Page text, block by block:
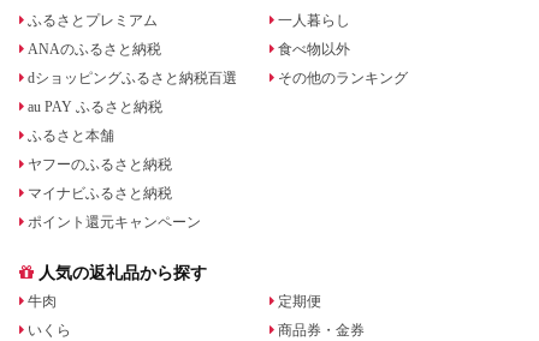
ふるさとプレミアム
ANAのふるさと納税
dショッピングふるさと納税百選
au PAY ふるさと納税
ふるさと本舗
ヤフーのふるさと納税
マイナビふるさと納税
ポイント還元キャンペーン
一人暮らし
食べ物以外
その他のランキング
人気の返礼品から探す
牛肉
いくら
定期便
商品券・金券